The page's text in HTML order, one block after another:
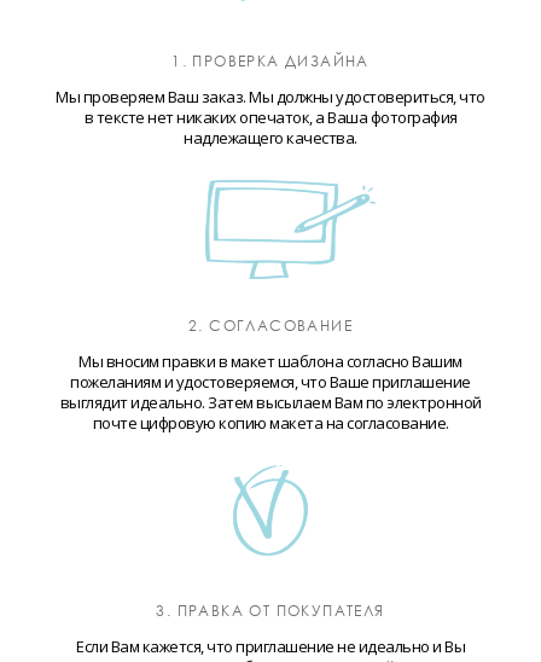
1. ПРОВЕРКА ДИЗАЙНА
Мы проверяем Ваш заказ. Мы должны удостовериться, что
в тексте нет никаких опечаток, а Ваша фотография
надлежащего качества.
2. СОГЛАСОВАНИЕ
Мы вносим правки в макет шаблона согласно Вашим
пожеланиям и удостоверяемся, что Ваше приглашение
выглядит идеально. Затем высылаем Вам по электронной
почте цифровую копию макета на согласование.
3. ПРАВКА ОТ ПОКУПАТЕЛЯ
Если Вам кажется, что приглашение не идеально и Вы